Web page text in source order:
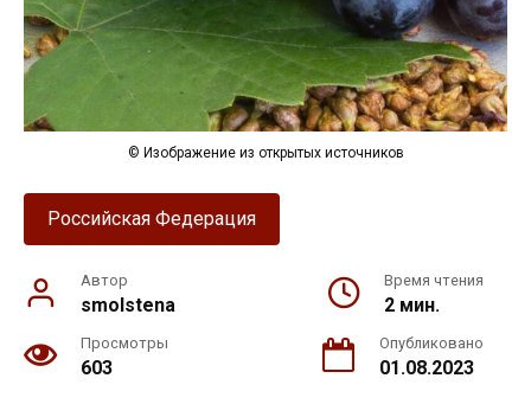
© Изображение из открытых источников
Российская Федерация
Автор
smolstena
Время чтения
2 мин.
Просмотры
603
Опубликовано
01.08.2023